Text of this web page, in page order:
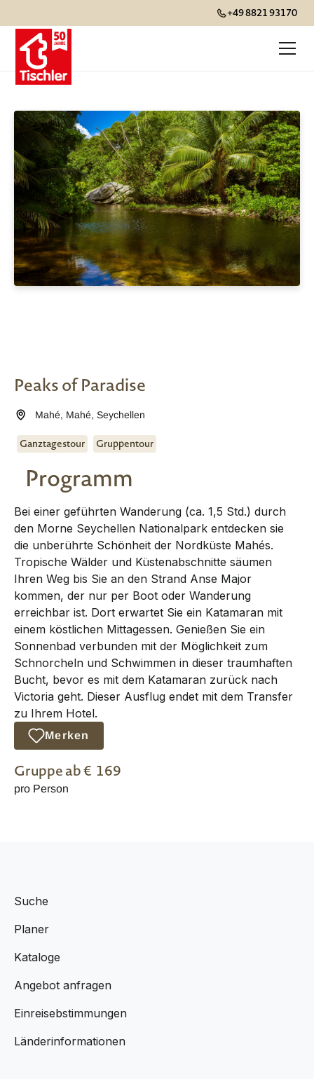
+49 8821 93170
Peaks of Paradise
Mahé, Mahé,Seychellen
Ganztagestour Gruppentour
Programm
Bei einer geführten Wanderung (ca. 1,5 Std.) durch
den Morne Seychellen Nationalpark entdecken sie
die unberührte Schönheit der Nordküste Mahés.
Tropische Wälder und Küstenabschnitte säumen
Ihren Weg bis Sie an den Strand Anse Major
kommen, der nur per Boot oder Wanderung
erreichbar ist. Dort erwartet Sie ein Katamaran mit
einem köstlichen Mittagessen. Genießen Sie ein
Sonnenbad verbunden mit der Möglichkeit zum
Schnorcheln und Schwimmen in dieser traumhaften
Bucht, bevor es mit dem Katamaran zurück nach
Victoria geht. Dieser Ausflug endet mit dem Transfer
zu Ihrem Hotel.
Merken
Gruppeab € 169
pro Person
Suche
Planer
Kataloge
Angebot anfragen
Einreisebstimmungen
Länderinformationen